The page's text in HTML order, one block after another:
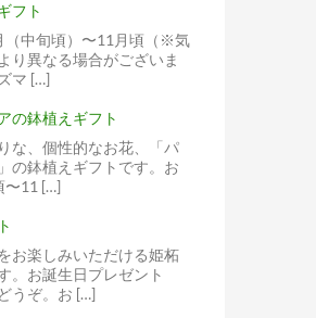
フト
（中旬頃）〜11月頃（※気
り異なる場合がございま
マ […]
の鉢植えギフト
な、個性的なお花、「パ
の鉢植えギフトです。お
〜11 […]
お楽しみいただける姫柘
。お誕生日プレゼント
うぞ。お […]